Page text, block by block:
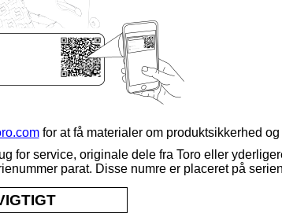
for at få materialer om produktsikkerhed
for service, originale dele fra Toroeller
parat. Disse numre er placeret på